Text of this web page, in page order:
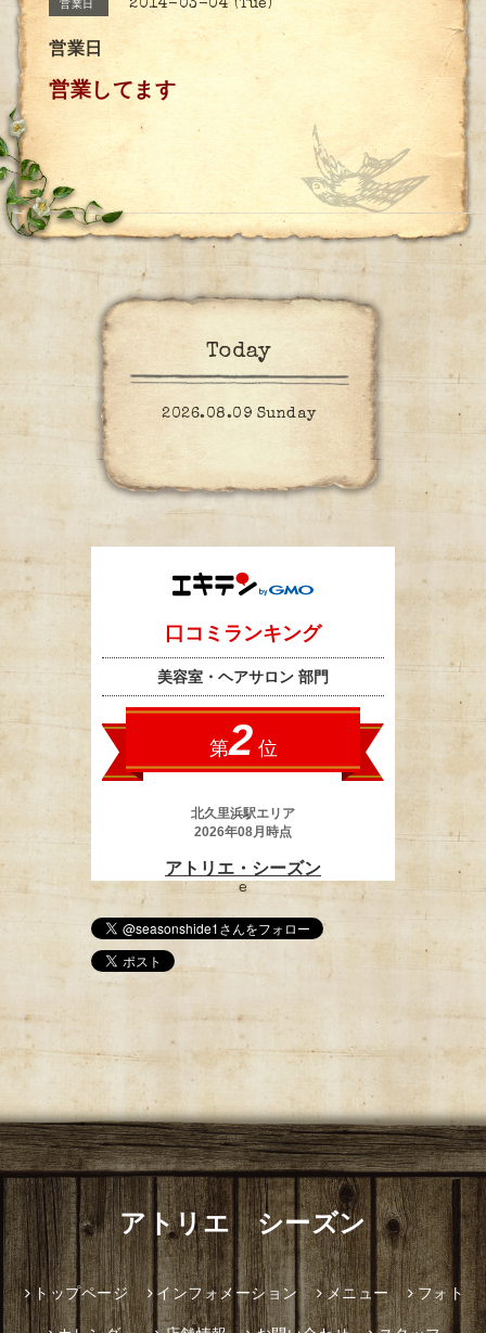
営業日 2014-03-04 (Tue)
営業日
営業してます
Today
2026.08.09 Sunday
e
アトリエ シーズン
トップページ インフォメーション メニュー フォト